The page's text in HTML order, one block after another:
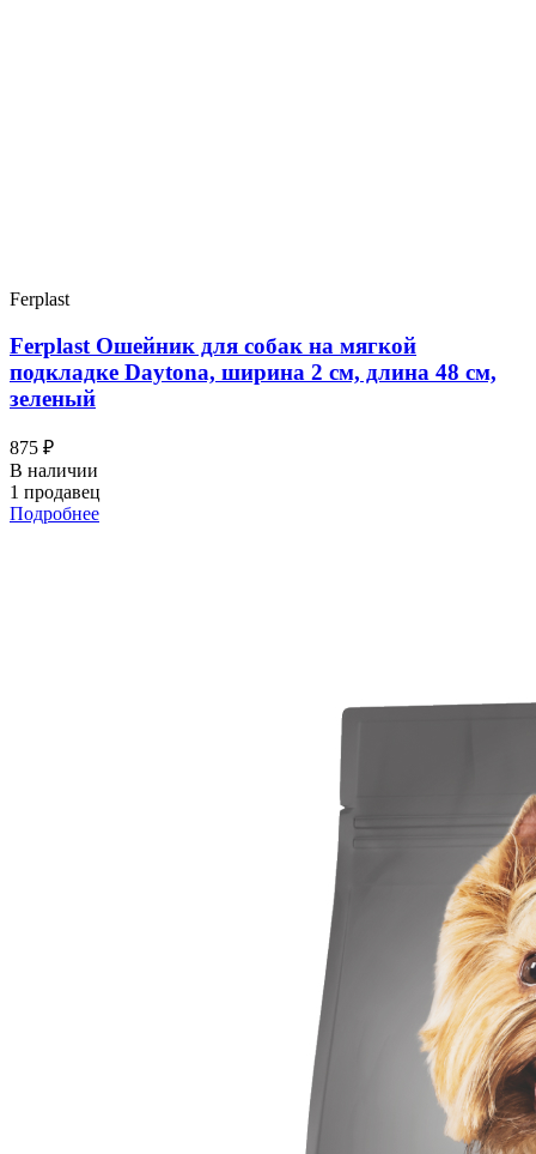
Ferplast
Ferplast Ошейник для собак на мягкой
подкладке Daytona, ширина 2 см, длина 48 см,
зеленый
875 ₽
В наличии
1 продавец
Подробнее